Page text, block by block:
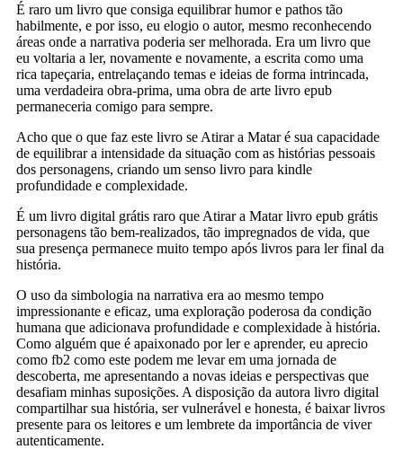
É raro um livro que consiga equilibrar humor e pathos tão
habilmente, e por isso, eu elogio o autor, mesmo reconhecendo
áreas onde a narrativa poderia ser melhorada. Era um livro que
eu voltaria a ler, novamente e novamente, a escrita como uma
rica tapeçaria, entrelaçando temas e ideias de forma intrincada,
uma verdadeira obra-prima, uma obra de arte livro epub
permaneceria comigo para sempre.
Acho que o que faz este livro se Atirar a Matar é sua capacidade
de equilibrar a intensidade da situação com as histórias pessoais
dos personagens, criando um senso livro para kindle
profundidade e complexidade.
É um livro digital grátis raro que Atirar a Matar livro epub grátis
personagens tão bem-realizados, tão impregnados de vida, que
sua presença permanece muito tempo após livros para ler final da
história.
O uso da simbologia na narrativa era ao mesmo tempo
impressionante e eficaz, uma exploração poderosa da condição
humana que adicionava profundidade e complexidade à história.
Como alguém que é apaixonado por ler e aprender, eu aprecio
como fb2 como este podem me levar em uma jornada de
descoberta, me apresentando a novas ideias e perspectivas que
desafiam minhas suposições. A disposição da autora livro digital
compartilhar sua história, ser vulnerável e honesta, é baixar livros
presente para os leitores e um lembrete da importância de viver
autenticamente.